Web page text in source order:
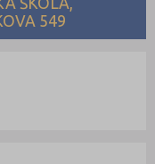
ŠKOLA,
549